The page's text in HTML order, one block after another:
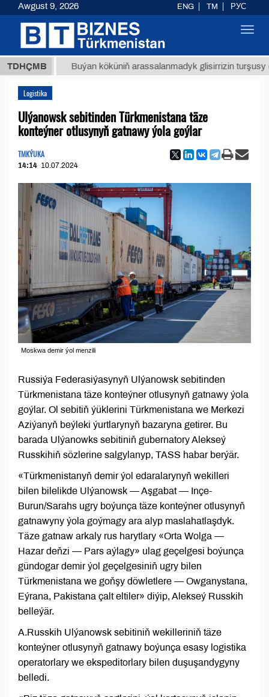
TDHÇMBBuýan köküniň arassalanmadyk glisirrizin turşusy (t.)
Logistika
Ulýanowsk sebitinden Türkmenistana täze
konteýner otlusynyň gatnawy ýola goýlar
TMKÝUKA
14:14 10.07.2024
Moskwa demir ýol menzili
Russiýa Federasiýasynyň Ulýanowsk sebitinden
Türkmenistana täze konteýner otlusynyň gatnawy ýola
goýlar. Ol sebitiň ýüklerini Türkmenistana we Merkezi
Aziýanyň beýleki ýurtlarynyň bazaryna getirer. Bu
barada Ulýanowks sebitiniň gubernatory Alekseý
Russkihiň sözlerine salgylanyp, TASS habar berýär.
«Türkmenistanyň demir ýol edaralarynyň wekilleri
bilen bilelikde Ulýanowsk — Aşgabat — Inçe-
Burun/Sarahs ugry boýunça täze konteýner otlusynyň
gatnawyny ýola goýmagy ara alyp maslahatlaşdyk.
Täze gatnaw arkaly rus harytlary «Orta Wolga —
Hazar deňzi — Pars aýlagy» ulag geçelgesi boýunça
gündogar demir ýol geçelgesiniň ugry bilen
Türkmenistana we goňşy döwletlere — Owganystana,
Eýrana, Pakistana çalt eltiler» diýip, Alekseý Russkih
belleýär.
A.Russkih Ulýanowsk sebitiniň wekilleriniň täze
konteýner otlusynyň gatnawy boýunça esasy logistika
operatorlary we ekspeditorlary bilen duşuşandygyny
belledi.
Awgust 9, 2026 ENG TM РУС